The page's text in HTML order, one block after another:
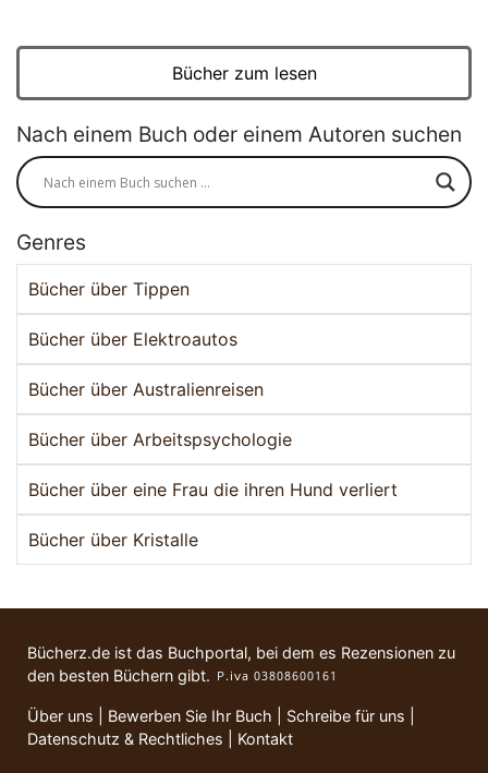
Bücher zum lesen
Nach einem Buch oder einem Autoren suchen
Genres
Bücher über Tippen
Bücher über Elektroautos
Bücher über Australienreisen
Bücher über Arbeitspsychologie
Bücher über eine Frau die ihren Hund verliert
Bücher über Kristalle
Bücherz.de ist das Buchportal, bei dem es Rezensionen zu
den besten Büchern gibt.
Über uns Bewerben Sie Ihr Buch Schreibe für uns
Datenschutz & Rechtliches
Kontakt